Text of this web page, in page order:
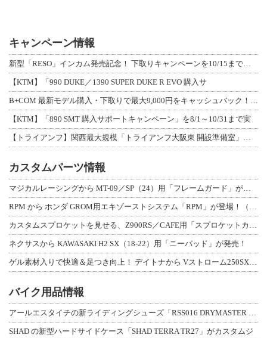
キャンペーン情報
【KTM】「990 DUKE／1390 SUPER DUKE R EVO 購入サ
【KTM】「890 SMT 購入サポートキャンペーン」を8/1～10/31まで実
カスタムパーツ情報
ネクサスから KAWASAKI H2 SX（18-22）用「ニーパッド」が発売！
バイク用品情報
SHAD の新型ハードサイドケース「SHAD TERRA TR27」がカスタムジ